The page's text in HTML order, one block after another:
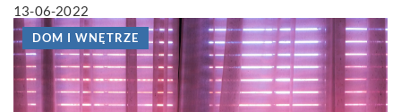
13-06-2022
DOM I WNĘTRZE